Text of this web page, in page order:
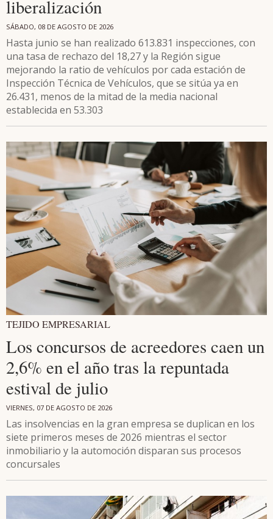
liberalización
SÁBADO, 08 DE AGOSTO DE 2026
Hasta junio se han realizado 613.831 inspecciones, con
una tasa de rechazo del 18,27 y la Región sigue
mejorando la ratio de vehículos por cada estación de
Inspección Técnica de Vehículos, que se sitúa ya en
26.431, menos de la mitad de la media nacional
establecida en 53.303
TEJIDO EMPRESARIAL
Los concursos de acreedores caen un
2,6% en el año tras la repuntada
estival de julio
VIERNES, 07 DE AGOSTO DE 2026
Las insolvencias en la gran empresa se duplican en los
siete primeros meses de 2026 mientras el sector
inmobiliario y la automoción disparan sus procesos
concursales